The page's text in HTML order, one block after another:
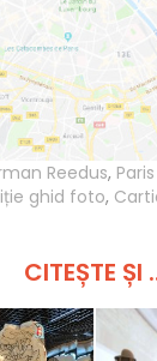
Reedus,
ghid foto,
CITEȘTE ȘI